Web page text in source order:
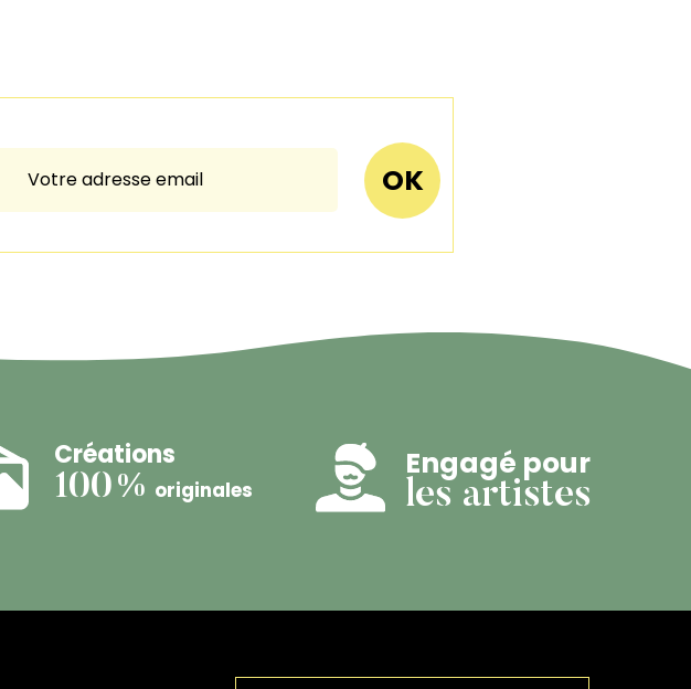
Créations
100% originales
Engagé pour
les artistes